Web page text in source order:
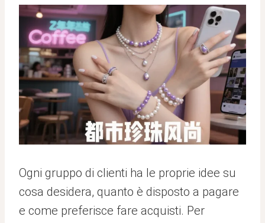
Ogni gruppo di clienti ha le proprie idee su
cosa desidera, quanto è disposto a pagare
e come preferisce fare acquisti. Per